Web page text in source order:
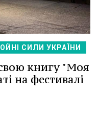
СИЛИ УКРАЇНИ
книгу "Моя
на фестивалі